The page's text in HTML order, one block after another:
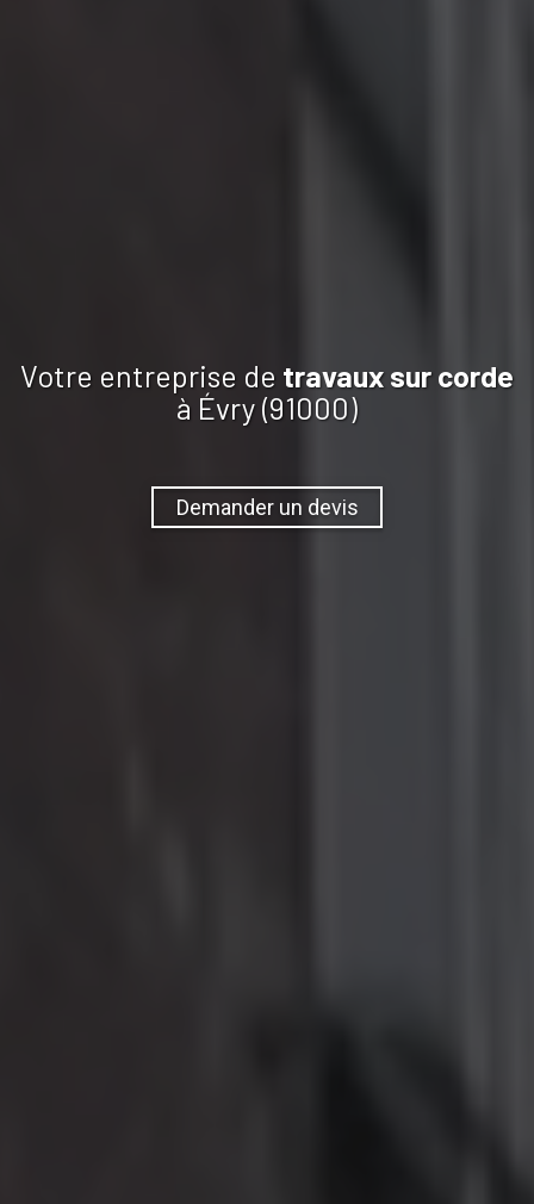
Votre entreprise de travaux sur corde
à Évry (91000)
Demander un devis